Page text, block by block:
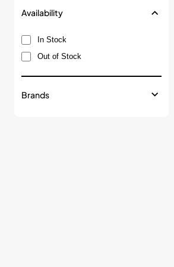
Availability
In Stock
Out of Stock
Brands